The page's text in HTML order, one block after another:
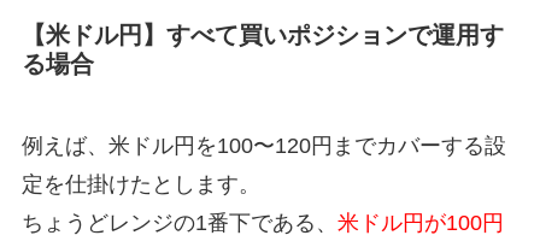
【米ドル円】すべて買いポジションで運用す
る場合
例えば、米ドル円を100〜120円までカバーする設
定を仕掛けたとします。
ちょうどレンジの1番下である、 米ドル円が100円